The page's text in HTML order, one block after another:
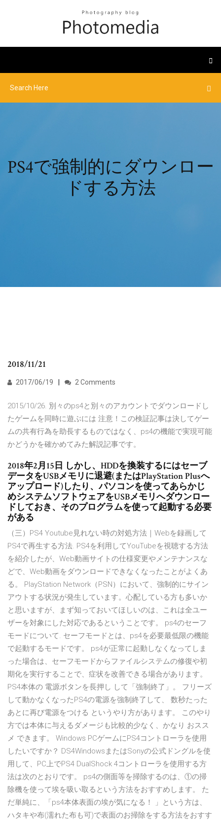
PS4で強制的にダウンロー
ドする方法
2018/11/21
2017/06/19 2 Comments
2015/10/26. 別々のps4と別々のアカウントでダウンロードし
たゲームを同時に遊ぶには 注意！この検証記事は決してゲー
ムの共有行為を助長するものではなく、ps4の機能で実現可能
かどうかを確かめてみた解説記事です。
2018年2月15日 しかし、HDDを換装するにはセーブ
データをUSBメモリに退避(またはPlayStation Plusへ
アップロード)したり、パソコンを使ってあらかじ
めシステムソフトウェアをUSBメモリへダウンロー
ドしておき、そのプログラムを使って起動する必要
がある
（三）PS4 Youtube見れない時の対処方法｜Webを録画して
PS4で再生する方法. PS4を利用してYouTubeを視聴する方法
を紹介したが、Web動画サイトの仕様変更やメンテナンスな
どで、Web動画をダウンロードできなくなったことがよくあ
る。 PlayStation Network（PSN）において、強制的にサイン
アウトする状況が発生しています。心配している方も多いか
と思いますが、まず知っておいてほしいのは、これは全ユー
ザーを対象にした対応であるということです。 ps4のセーフ
モードについて. セーフモードとは、ps4を必要最低限の機能
で起動するモードです。 ps4が正常に起動しなくなってしま
った場合は、セーフモードからファイルシステムの修復や初
期化を実行することで、症状を改善できる場合があります。
PS4本体の 電源ボタンを長押し して「強制終了」。 フリーズ
して動かなくなったPS4の電源を強制終了して、 数秒たった
あとに再び電源をつける というやり方があります。 このやり
方では本体に与えるダメージも比較的少なく、かなり おスス
メ できます。 Windows PCゲームにPS4コントローラを使用
したいですか？ DS4WindowsまたはSonyの公式ドングルを使
用して、PC上でPS4 DualShock 4コントローラを使用する方
法は次のとおりです。 ps4の側面等を掃除するのは、①の掃
除機を使って埃を吸い取るという方法をおすすめします。 た
だ単純に、「ps4本体表面の埃が気になる！ 」という方は、
ハタキや布(濡れた布も可)で表面のお掃除をする方法をおすす